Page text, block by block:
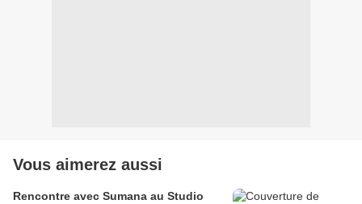
Vous aimerez aussi
Rencontre avec Sumana au Studio